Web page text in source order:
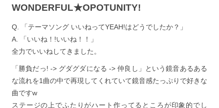
WONDERFUL★OPOTUNITY!
Q. 「テーマソング いいねってYEAH!はどうでしたか？」
A. 「いいね！!いいね！！」
全力でいいねしてきました。
「勝負だっ! -> グダグダになる -> 仲良し」という鏡音あるある
な流れを1曲の中で再現してくれていて鏡音感たっぷりで好きな
曲ですw
ステージの上でふたりがハート作ってるところが印象的でし